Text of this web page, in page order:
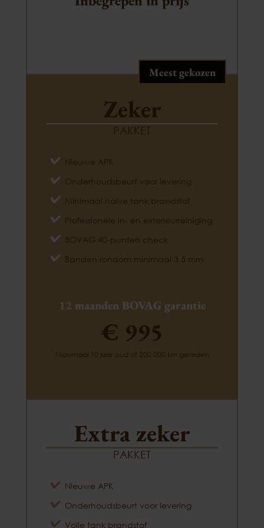
Meest gekozen
Zeker
PAKKET
Nieuwe APK
Onderhoudsbeurt voor levering
Minimaal halve tank brandstof
Professionele in- en exterieurreiniging
BOVAG 40-punten check
Banden rondom minimaal 3,5 mm
12 maanden BOVAG garantie
€ 995
Maximaal 10 jaar oud of 200.000 km gereden
Extra zeker
PAKKET
Nieuwe APK
Onderhoudsbeurt voor levering
Volle tank brandstof